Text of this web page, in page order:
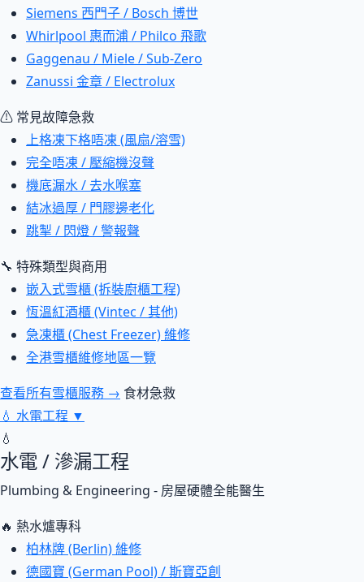
Siemens 西門子 / Bosch 博世
Whirlpool 惠而浦 / Philco 飛歌
Gaggenau / Miele / Sub-Zero
Zanussi 金章 / Electrolux
⚠ 常見故障急救
上格凍下格唔凍 (風扇/溶雪)
完全唔凍 / 壓縮機沒聲
機底漏水 / 去水喉塞
結冰過厚 / 門膠邊老化
跳掣 / 閃燈 / 警報聲
🔧 特殊類型與商用
嵌入式雪櫃 (拆裝廚櫃工程)
恆溫紅酒櫃 (Vintec / 其他)
急凍櫃 (Chest Freezer) 維修
全港雪櫃維修地區一覽
查看所有雪櫃服務 → 食材急救
💧 水電工程 ▼
💧
水電 / 滲漏工程
Plumbing & Engineering - 房屋硬體全能醫生
🔥 熱水爐專科
柏林牌 (Berlin) 維修
德國寶 (German Pool) / 斯寶亞創